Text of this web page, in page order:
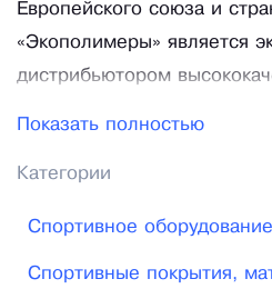
Европейского союза и
«Экополимеры» является
дистрибьютором
назначения в России и
существующих технологий
Показать полностью
Категории
Спортивное
Спортивные покрытия,